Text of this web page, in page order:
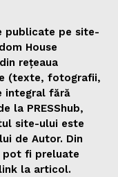
publicate pe site-
House
rețeaua
(texte, fotografii,
integral fără
la PRESShub,
site-ului este
de Autor. Din
pot fi preluate
la articol.